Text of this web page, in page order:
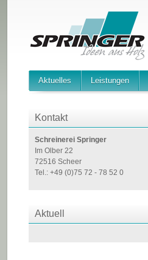
Aktuelles Leistungen
Kontakt
Schreinerei Springer
Im Olber 22
72516 Scheer
Tel.: +49 (0)75 72 - 78 52 0
Aktuell